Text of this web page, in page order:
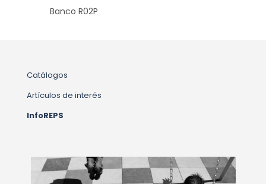
Banco R02P
Catálogos
Artículos de interés
InfoREPS